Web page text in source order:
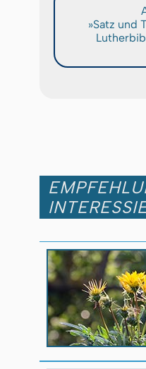
»Satz und